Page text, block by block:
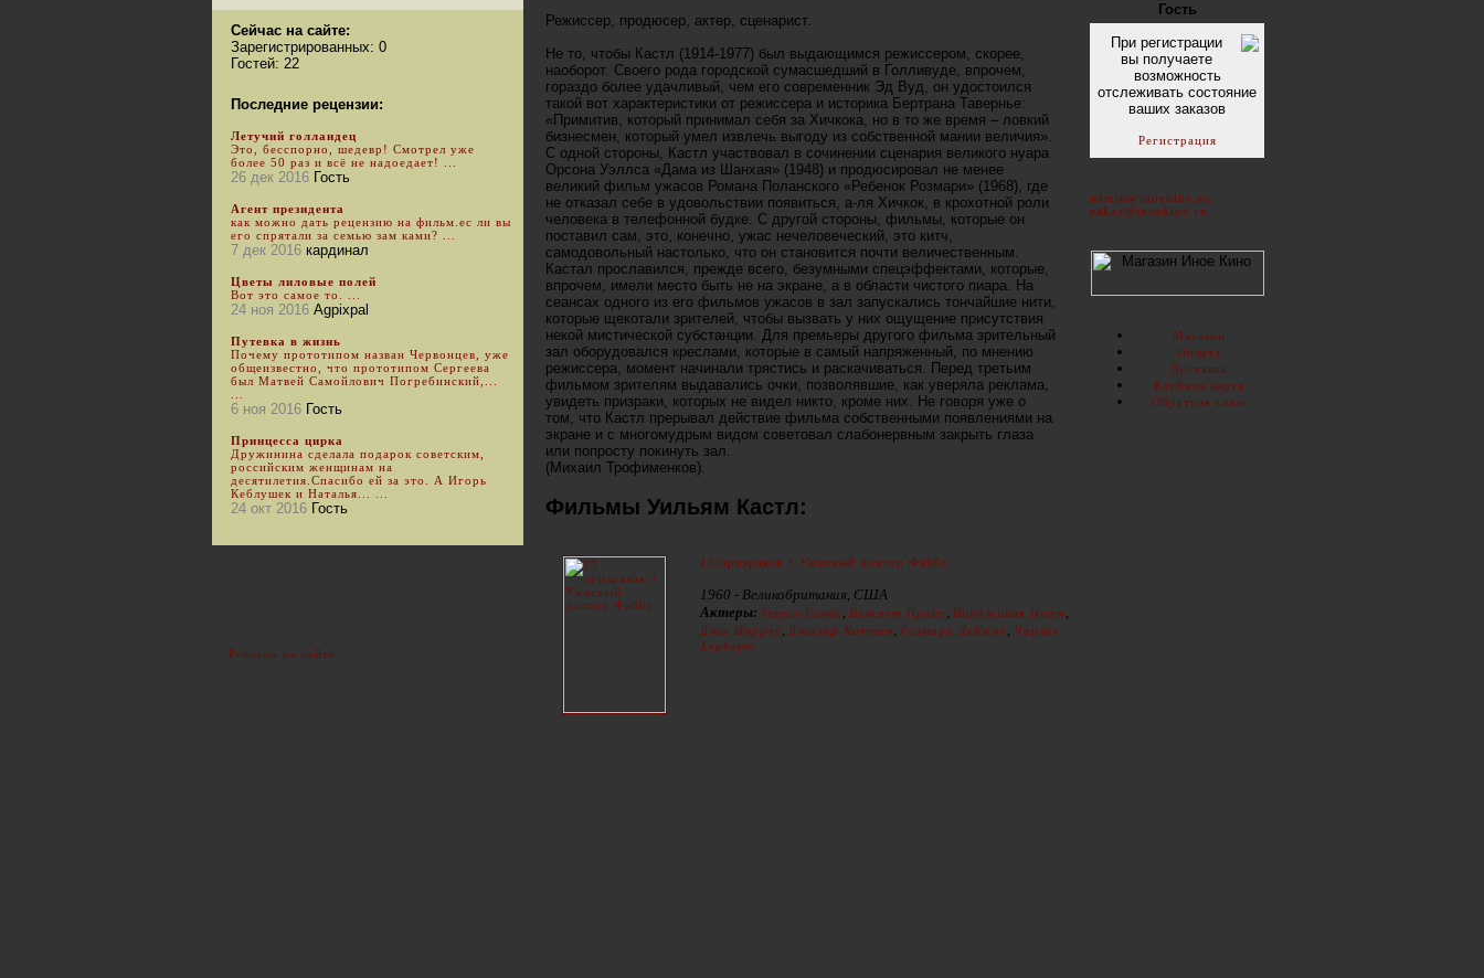
Режиссер, продюсер, актер, сценарист.
Не то, чтобы Кастл (1914-1977) был выдающимся режиссером, скорее,
наоборот. Своего рода городской сумасшедший в Голливуде, впрочем,
гораздо более удачливый, чем его современник Эд Вуд, он удостоился
такой вот характеристики от режиссера и историка Бертрана Тавернье:
«Примитив, который принимал себя за Хичкока, но в то же время – ловкий
бизнесмен, который умел извлечь выгоду из собственной мании величия».
С одной стороны, Кастл участвовал в сочинении сценария великого нуара
Орсона Уэллса «Дама из Шанхая» (1948) и продюсировал не менее
великий фильм ужасов Романа Поланского «Ребенок Розмари» (1968), где
не отказал себе в удовольствии появиться, а-ля Хичкок, в крохотной роли
человека в телефонной будке. С другой стороны, фильмы, которые он
поставил сам, это, конечно, ужас нечеловеческий, это китч,
самодовольный настолько, что он становится почти величественным.
Кастал прославился, прежде всего, безумными спецэффектами, которые,
впрочем, имели место быть не на экране, а в области чистого пиара. На
сеансах одного из его фильмов ужасов в зал запускались тончайшие нити,
которые щекотали зрителей, чтобы вызвать у них ощущение присутствия
некой мистической субстанции. Для премьеры другого фильма зрительный
зал оборудовался креслами, которые в самый напряженный, по мнению
режиссера, момент начинали трястись и раскачиваться. Перед третьим
фильмом зрителям выдавались очки, позволявшие, как уверяла реклама,
увидеть призраки, которых не видел никто, кроме них. Не говоря уже о
том, что Кастл прерывал действие фильма собственными появлениями на
экране и с многомудрым видом советовал слабонервным закрыть глаза
или попросту покинуть зал.
(Михаил Трофименков).
Фильмы Уильям Кастл:
13 призраков + Ужасный доктор Файбс
1960 - Великобритания, США
Актеры: Терри-Томас Винсент Прайс Вирджиния Норт
Джо Морроу Джозеф Коттен Розмари ДеКамп
Чарльз
Херберт
Сейчас на сайте:
Зарегистрированных: 0
Гостей: 22
Последние рецензии:
Летучий голландец
Это, бесспорно, шедевр! Смотрел уже
более 50 раз и всё не надоедает! ...
26 дек 2016 Гость
Агент президента
как можно дать рецензию на фильм.ес ли вы
его спрятали за семью зам ками? ...
7 дек 2016 кардинал
Цветы лиловые полей
Вот это самое то. ...
24 ноя 2016 Agpixpal
Путевка в жизнь
Почему прототипом назван Червонцев, уже
общеизвестно, что прототипом Сергеева
был Матвей Самойлович Погребинский,...
6 ноя 2016 Гость
Принцесса цирка
Дружинина сделала подарок советским,
российским женщинам на
десятилетия.Спасибо ей за это. А Игорь
Кеблушек и Наталья... ...
24 окт 2016 Гость
Реклама на сайте
Гость
При регистрации
вы получаете
возможность
отслеживать состояние
ваших заказов
Регистрация
admin@inoekino.ru
zakaz@inoekino.ru
Магазин
Оплата
Доставка
Клубная карта
Обратная связь